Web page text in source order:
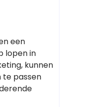
een
lopen in
kunnen
te passen